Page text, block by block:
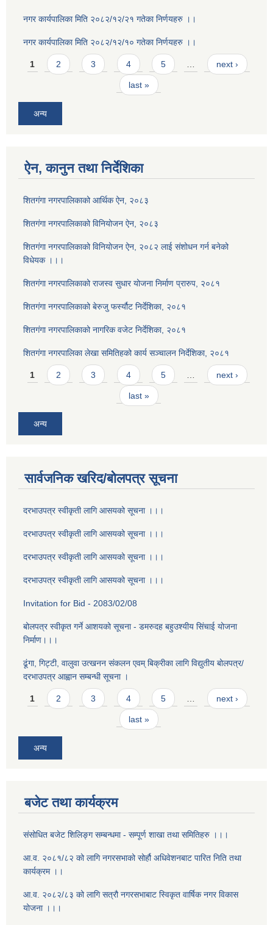
नगर कार्यपालिका मिति २०८२/१२/२१ गतेका निर्णयहरु ।।
नगर कार्यपालिका मिति २०८२/१२/१० गतेका निर्णयहरु ।।
Pages
1 2 3 4 5 … next ›
last »
अन्य
ऐन, कानुन तथा निर्देशिका
शितगंगा नगरपालिकाको आर्थिक ऐन, २०८३
शितगंगा नगरपालिकाको विनियोजन ऐन, २०८३
शितगंगा नगरपालिकाको विनियोजन ऐन, २०८२ लाई संशोधन गर्न बनेको
विधेयक ।।।
शितगंगा नगरपालिकाको राजस्व सुधार योजना निर्माण प्रारुप, २०८१
शितगंगा नगरपालिकाको बेरुजु फर्स्यौट निर्देशिका, २०८१
शितगंगा नगरपालिकाको नागरिक वजेट निर्देशिका, २०८१
शितगंगा नगरपालिका लेखा समितिहको कार्य सञ्चालन निर्देशिका, २०८१
Pages
1 2 3 4 5 next ›
last »
अन्य
सार्वजनिक खरिद/बोलपत्र सूचना
दरभाउपत्र स्वीकृती लागि आसयको सूचना ।।।
दरभाउपत्र स्वीकृती लागि आसयको सूचना ।।।
दरभाउपत्र स्वीकृती लागि आसयको सूचना ।।।
दरभाउपत्र स्वीकृती लागि आसयको सूचना ।।।
Invitation for Bid - 2083/02/08
बोलपत्र स्वीकृत गर्ने आशयको सूचना - डमरुदह बहुउश्यीय सिंचाई योजना
निर्माण।।।
ढूंगा, गिट्टी, वालुवा उत्खनन संकलन एवम् बिक्रीका लागि विद्युतीय बोलपत्र/
दरभाउपत्र आह्वान सम्बन्धी सूचना ।
Pages
1 2 3 4 5 … next ›
last »
अन्य
बजेट तथा कार्यक्रम
संसोधित बजेट शिलिङ्ग सम्बन्धमा - सम्पूर्ण शाखा तथा समितिहरु ।।।
आ.व. २०८१/८२ को लागि नगरसभाको सोर्हौ अधिवेशनबाट पारित निति तथा
कार्यक्रम ।।
आ.व. २०८२/८३ को लागि सत्रौ नगरसभाबाट स्विकृत वार्षिक नगर विकास
योजना ।।।